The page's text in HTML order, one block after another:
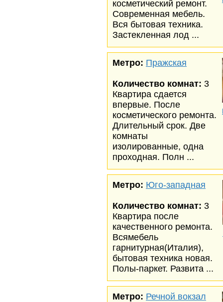
косметический ремонт.
Современная мебель.
Вся бытовая техника.
Застекленная лод ...
Метро: Пражская
Количество комнат: 3
Квартира сдается
впервые. После
косметического ремонта.
Длительный срок. Две
комнаты
изолированные, одна
проходная. Полн ...
Метро: Юго-западная
Количество комнат: 3
Квартира после
качественного ремонта.
Всямебель
гарнитурная(Италия),
бытовая техника новая.
Полы-паркет. Развита ...
Метро: Речной вокзал